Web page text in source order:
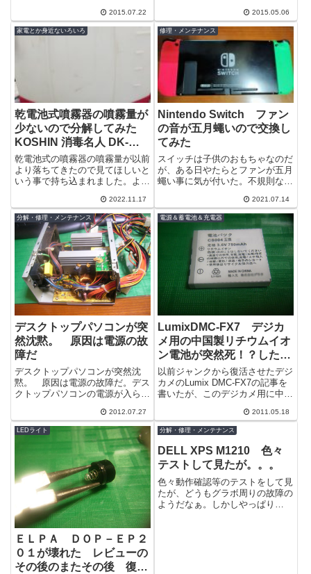
うだが、新たに搭載する単４のニ
ッケル水素...
2015.07.22
ても軽く、固まると発泡ウレタ
ン...
2015.05.06
家電とか身近ないろいろ
乾電池式噴霧器の噴霧量が
少ないので分解してみた
KOSHIN 消毒名人 DK-
7(DK-7-AAA-0)
乾電池式の噴霧器の噴霧量が以前
より落ちてきたので見てほしいと
いう事で持ち込まれました。よく
も電池が減っているなど基本的な
事だったり...
2022.11.17
修理・メンテナンス
Nintendo Switch ファン
の音が五月蠅いので交換し
てみた
スイッチは子供のおもちゃなのだ
が、ある日やたらとファンが五月
蠅い事に気が付いた。不規則な振
うやらベアリングあたりに問題が
あるようだ...
2021.07.14
分解・修理・メンテナンス
デスクトップパソコンが突
然沈黙。 原因は電源の故
障だ
デスクトップパソコンが突然沈
黙。 原因は電源の故障だ。デス
クトップパソコンの電源が入らな
ろいろ可能性はあるが、電源ユニ
ットのスイッ...
2012.07.27
電源＆蓄電池＆充電器
LumixDMC-FX7 デジカ
メ用の中国製リチウムイオ
ン電池が突然死！？したの
で分解してみた
以前ジャンクから復活させたデジ
カメのLumix DMC-FX7の記事を
書いたが、このデジカメ用に中国
て使っていた。といってもほと
ん...
2011.05.18
LEDライト
ＥＬＰＡ ＤＯＰ－ＥＰ２
０１が壊れた レビューの
その後のまたその後 復活
分解・修理・メンテナンス
DELL XPS M1210 色々
テストして見たが。。。
色々動作確認等のテストをして見
たが、どうもグラボ周りの故障の
ようだなぁ。しかしやっぱり